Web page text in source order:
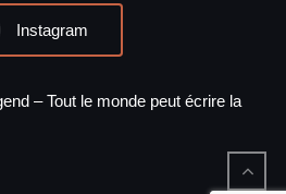
Instagram
– Tout le monde peut écrire la